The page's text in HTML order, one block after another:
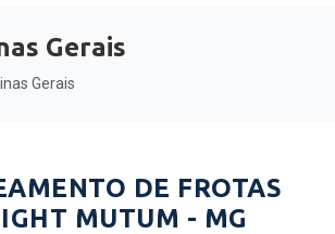
Gerais
Gerais
DE FROTAS
MUTUM - MG